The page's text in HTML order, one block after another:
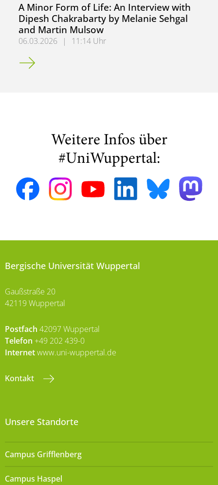
A Minor Form of Life: An Interview with
Dipesh Chakrabarty by Melanie Sehgal
and Martin Mulsow
06.03.2026 |
11:14 Uhr
A Minor Form of Life: An Interview with Dipesh
Weitere Infos über
#UniWuppertal:
Bergische Universität Wuppertal
Gaußstraße 20
42119 Wuppertal
Postfach 42097 Wuppertal
Telefon +49 202 439-0
Internetwww.uni-wuppertal.de
Kontakt
Unsere Standorte
Campus Grifflenberg
Campus Haspel